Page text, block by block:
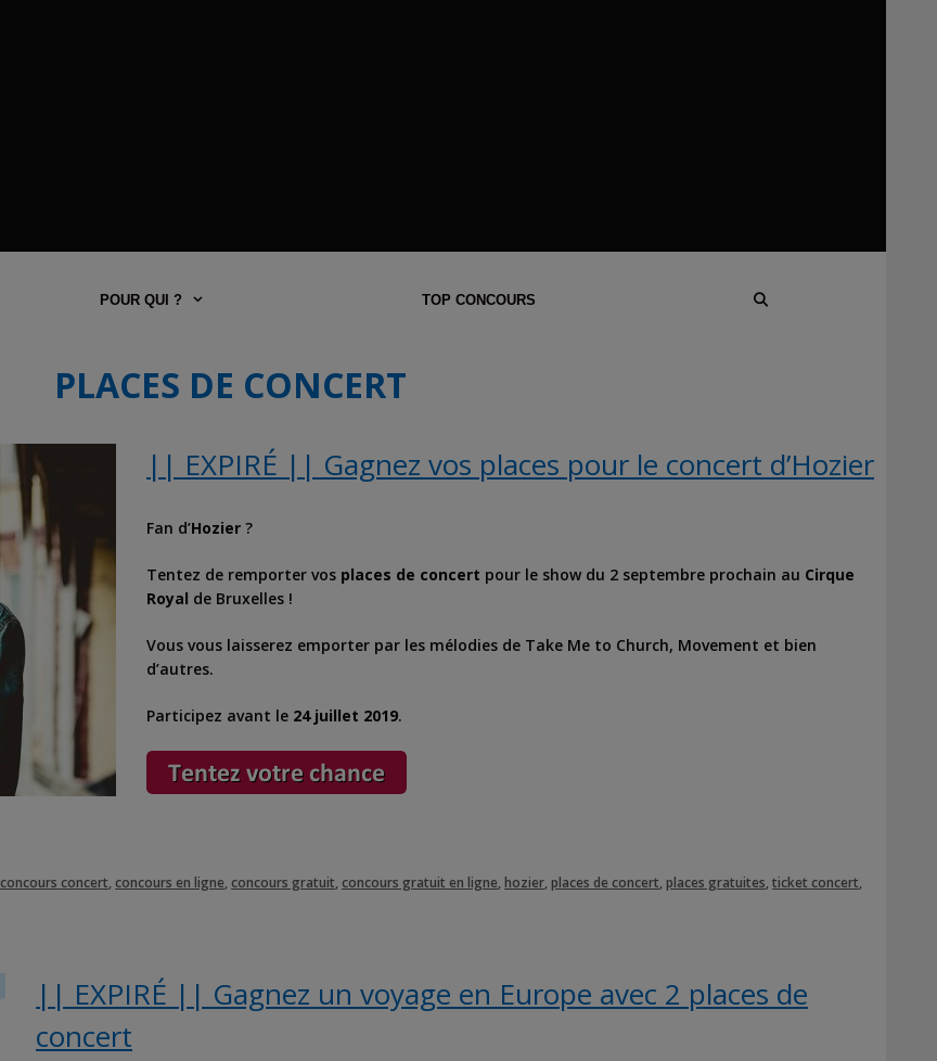
POUR QUI ? TOP CONCOURS
PLACES DE CONCERT
|| EXPIRÉ || Gagnez vos places pour le concert d’Hozier
Fan d’Hozier ?
Tentez de remporter vos places de concert pour le show du 2 septembre prochain au Cirque
Royal de Bruxelles !
Vous vous laisserez emporter par les mélodies de Take Me to Church, Movement et bien
d’autres.
Participez avant le 24 juillet 2019.
concours concert concours en ligne concours gratuit concours gratuit en ligne ,hozier ,places de concert ,places gratuites ,ticket concert
|| EXPIRÉ || Gagnez un voyage en Europe avec 2 places de
concert